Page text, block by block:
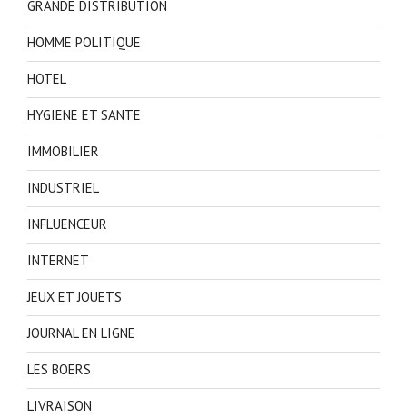
GRANDE DISTRIBUTION
HOMME POLITIQUE
HOTEL
HYGIENE ET SANTE
IMMOBILIER
INDUSTRIEL
INFLUENCEUR
INTERNET
JEUX ET JOUETS
JOURNAL EN LIGNE
LES BOERS
LIVRAISON